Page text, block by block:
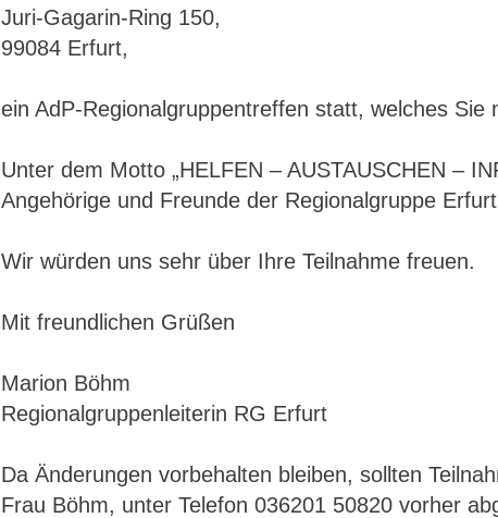
Juri-Gagarin-Ring 150,
99084 Erfurt,
ein AdP-Regionalgruppentreffen statt, welches Sie
Unter dem Motto „HELFEN – AUSTAUSCHEN –
Angehörige und Freunde der Regionalgruppe
Wir würden uns sehr über Ihre Teilnahme freuen.
Mit freundlichen Grüßen
Marion Böhm
Regionalgruppenleiterin RG Erfurt
Da Änderungen vorbehalten bleiben, sollten
Frau Böhm, unter Telefon 036201 50820 vorher